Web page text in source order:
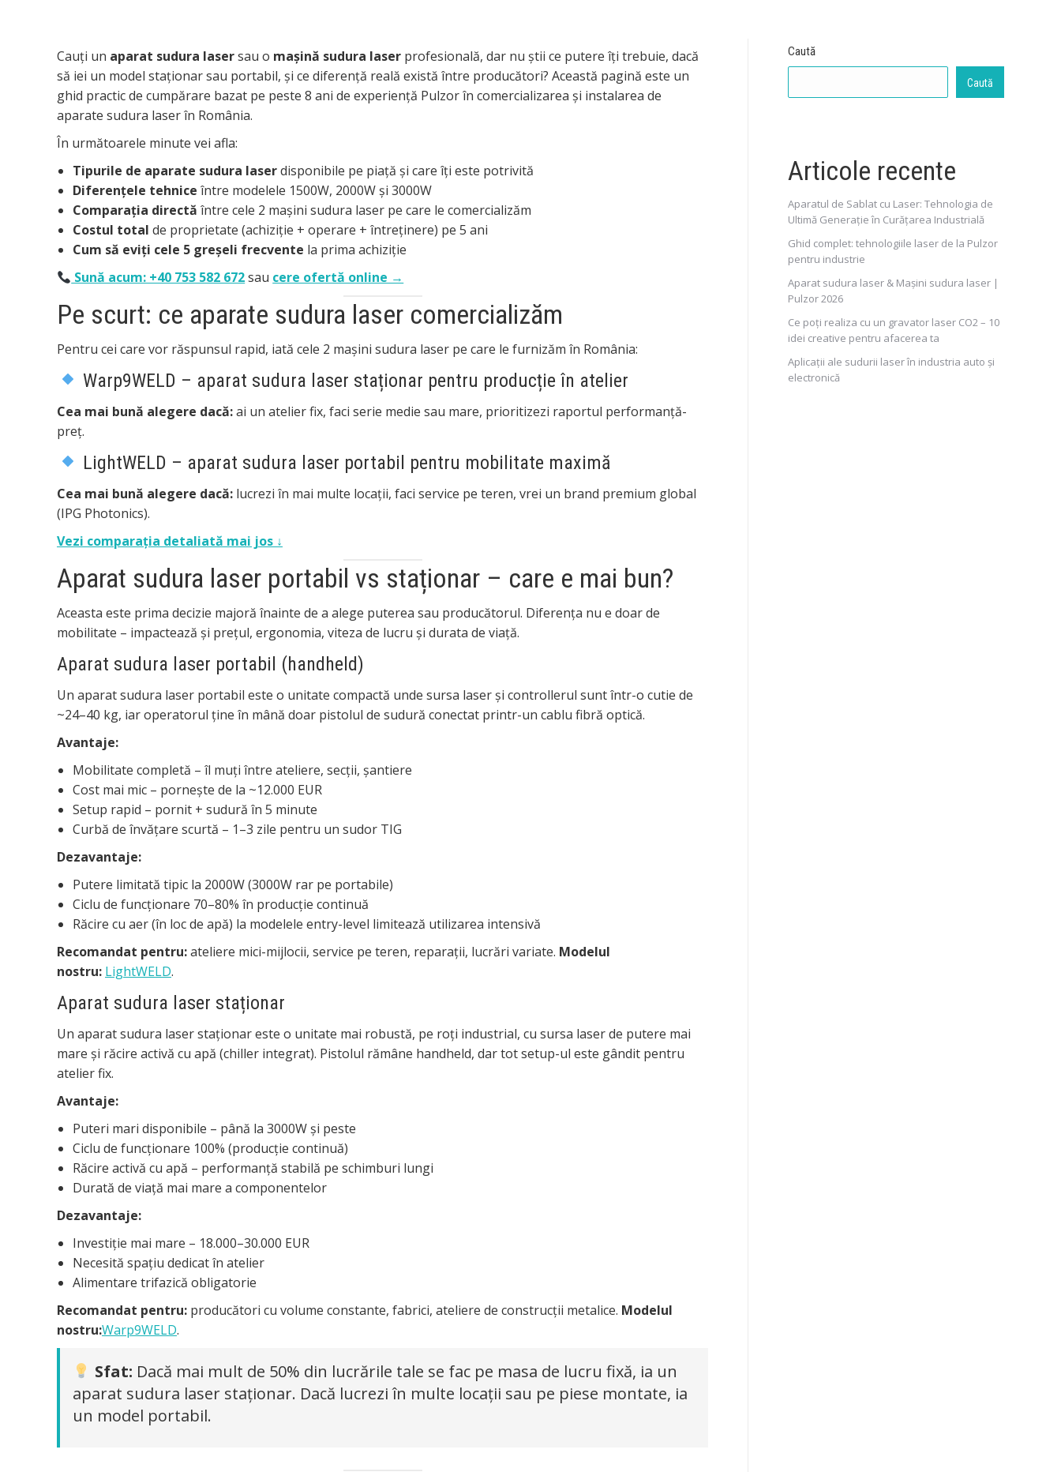
Cauți un aparat sudura lasersau o mașină sudura laser profesională, dar nu știi ce putere îți trebuie, dacă
să iei un model staționar sau portabil, și ce diferență reală există între producători? Această pagină este un
ghid practic de cumpărare bazat pe peste 8 ani de experiență Pulzor în comercializarea și instalarea de
aparate sudura laser în România.
În următoarele minute vei afla:
Tipurile de aparate sudura laserdisponibile pe piață și care îți este potrivită
Diferențele tehnice între modelele 1500W, 2000W și 3000W
Comparația directă între cele 2 mașini sudura laser pe care le comercializăm
Costul total de proprietate (achiziție + operare + întreținere) pe 5 ani
Cum să eviți cele 5 greșeli frecvente la prima achiziție
Sună acum: +40 753 582 672sau cere ofertă online →
Pe scurt: ce aparate sudura laser comercializăm
Pentru cei care vor răspunsul rapid, iată cele 2 mașini sudura laser pe care le furnizăm în România:
Warp9WELD – aparat sudura laser staționar pentru producție în atelier
Cea mai bună alegere dacă:ai un atelier fix, faci serie medie sau mare, prioritizezi raportul performanță-
preț.
LightWELD – aparat sudura laser portabil pentru mobilitate maximă
Cea mai bună alegere dacă: lucrezi în mai multe locații, faci service pe teren, vrei un brand premium global
(IPG Photonics).
Vezi comparația detaliată mai jos ↓
Aparat sudura laser portabil vs staționar – care e mai bun?
Aceasta este prima decizie majoră înainte de a alege puterea sau producătorul. Diferența nu e doar de
mobilitate – impactează și prețul, ergonomia, viteza de lucru și durata de viață.
Aparat sudura laser portabil (handheld)
Un aparat sudura laser portabil este o unitate compactă unde sursa laser și controllerul sunt într-o cutie de
~24–40 kg, iar operatorul ține în mână doar pistolul de sudură conectat printr-un cablu fibră optică.
Avantaje:
Mobilitate completă – îl muți între ateliere, secții, șantiere
Cost mai mic – pornește de la ~12.000 EUR
Setup rapid – pornit + sudură în 5 minute
Curbă de învățare scurtă – 1–3 zile pentru un sudor TIG
Dezavantaje:
Putere limitată tipic la 2000W (3000W rar pe portabile)
Ciclu de funcționare 70–80% în producție continuă
Răcire cu aer (în loc de apă) la modelele entry-level limitează utilizarea intensivă
Recomandat pentru:ateliere mici-mijlocii, service pe teren, reparații, lucrări variate. Modelul
nostru: LightWELD.
Aparat sudura laser staționar
Un aparat sudura laser staționar este o unitate mai robustă, pe roți industrial, cu sursa laser de putere mai
mare și răcire activă cu apă (chiller integrat). Pistolul rămâne handheld, dar tot setup-ul este gândit pentru
atelier fix.
Avantaje:
Puteri mari disponibile – până la 3000W și peste
Ciclu de funcționare 100% (producție continuă)
Răcire activă cu apă – performanță stabilă pe schimburi lungi
Durată de viață mai mare a componentelor
Dezavantaje:
Investiție mai mare – 18.000–30.000 EUR
Necesită spațiu dedicat în atelier
Alimentare trifazică obligatorie
Recomandat pentru: producători cu volume constante, fabrici, ateliere de construcții metalice. Modelul
nostru:Warp9WELD.
Sfat: Dacă mai mult de 50% din lucrările tale se fac pe masa de lucru fixă, ia un
aparat sudura laser staționar. Dacă lucrezi în multe locații sau pe piese montate, ia
un model portabil.
Caută
Caută
Articole recente
Aparatul de Sablat cu Laser: Tehnologia de
Ultimă Generație în Curățarea Industrială
Ghid complet: tehnologiile laser de la Pulzor
pentru industrie
Aparat sudura laser & Mașini sudura laser |
Pulzor 2026
Ce poți realiza cu un gravator laser CO2 – 10
idei creative pentru afacerea ta
Aplicații ale sudurii laser în industria auto și
electronică